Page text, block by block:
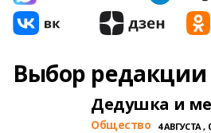
Выбор редакции
Дедушка и
Общество 4 АВГУСТА ,